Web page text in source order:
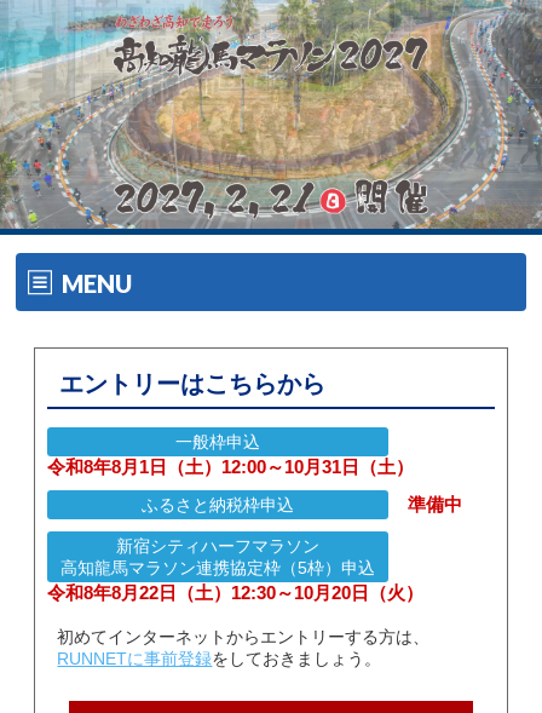
MENU
開催要項
大会の特徴
ゲスト・ゲストランナー
副賞・特別賞・参加賞
エントリーはこちらから
一般枠申込
令和8年8月1日（土）12:00～10月31日（土）
ふるさと納税枠申込 準備中​
新宿シティハーフマラソン
高知龍馬マラソン連携協定枠（5枠）申込
令和8年8月22日（土）12:30～10月20日（火）
初めてインターネットからエントリーする方は、
RUNNETに事前登録をしておきましょう。